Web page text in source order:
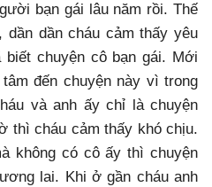
bạn gái lâu năm rồi. Thế
dần dần cháu cảm thấy yêu
chuyện cô bạn gái. Mới
đến chuyện này vì trong
và anh ấy chỉ là chuyện
thì cháu cảm thấy khó chịu.
không có cô ấy thì chuyện
lai. Khi ở gần cháu anh